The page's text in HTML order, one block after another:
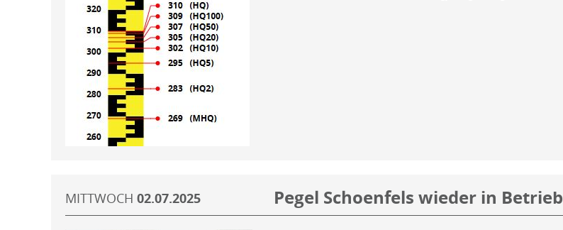
MITTWOCH 02.07.2025 Pegel Schoenfels wieder in Betrieb